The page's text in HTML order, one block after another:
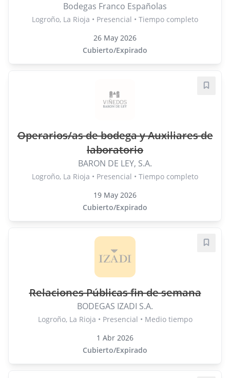
Bodegas Franco Españolas
Logroño, La Rioja • Presencial • Tiempo completo
26 May 2026
Cubierto/Expirado
Operarios/as de bodega y Auxiliares de
laboratorio
BARON DE LEY, S.A.
Logroño, La Rioja • Presencial • Tiempo completo
19 May 2026
Cubierto/Expirado
Relaciones Públicas fin de semana
BODEGAS IZADI S.A.
Logroño, La Rioja • Presencial • Medio tiempo
1 Abr 2026
Cubierto/Expirado